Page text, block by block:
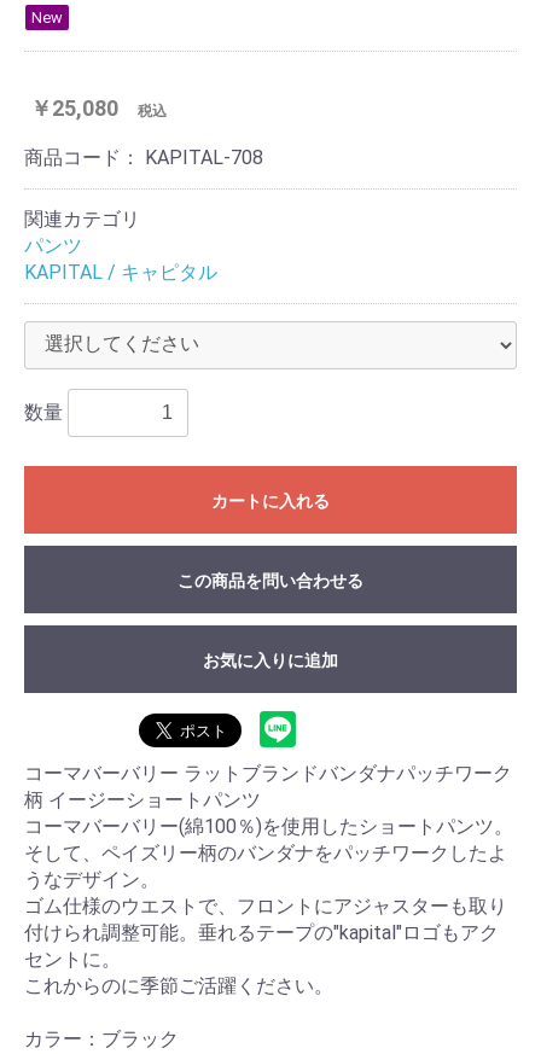
New
￥25,080 税込
商品コード： KAPITAL-708
関連カテゴリ
パンツ
KAPITAL / キャピタル
数量
カートに入れる
この商品を問い合わせる
お気に入りに追加
コーマバーバリー ラットブランドバンダナパッチワーク
柄 イージーショートパンツ
コーマバーバリー(綿100％)を使用したショートパンツ。
そして、ペイズリー柄のバンダナをパッチワークしたよ
うなデザイン。
ゴム仕様のウエストで、フロントにアジャスターも取り
付けられ調整可能。垂れるテープの"kapital"ロゴもアク
セントに。
これからのに季節ご活躍ください。
カラー：ブラック